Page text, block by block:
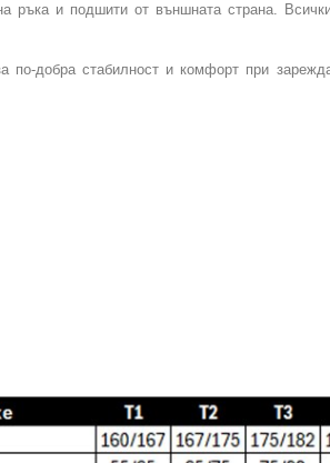
ръка и подшити от външната страна.
по-добра стабилност и комфорт при